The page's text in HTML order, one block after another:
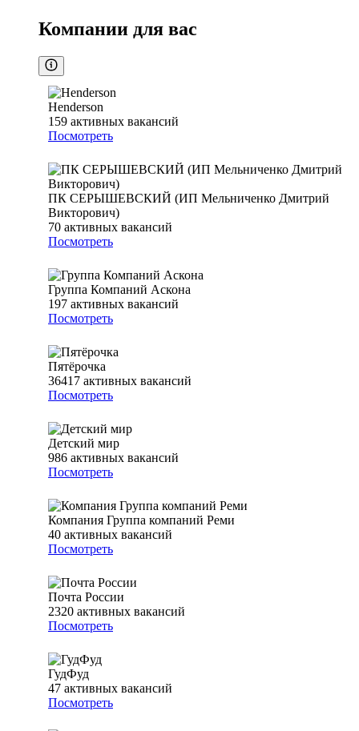
Компании для вас
Henderson
159 активных вакансий
Посмотреть
ПК СЕРЫШЕВСКИЙ (ИП Мельниченко Дмитрий
Викторович)
70 активных вакансий
Посмотреть
Группа Компаний Аскона
197 активных вакансий
Посмотреть
Пятёрочка
36417 активных вакансий
Посмотреть
Детский мир
986 активных вакансий
Посмотреть
Компания Группа компаний Реми
40 активных вакансий
Посмотреть
Почта России
2320 активных вакансий
Посмотреть
ГудФуд
47 активных вакансий
Посмотреть